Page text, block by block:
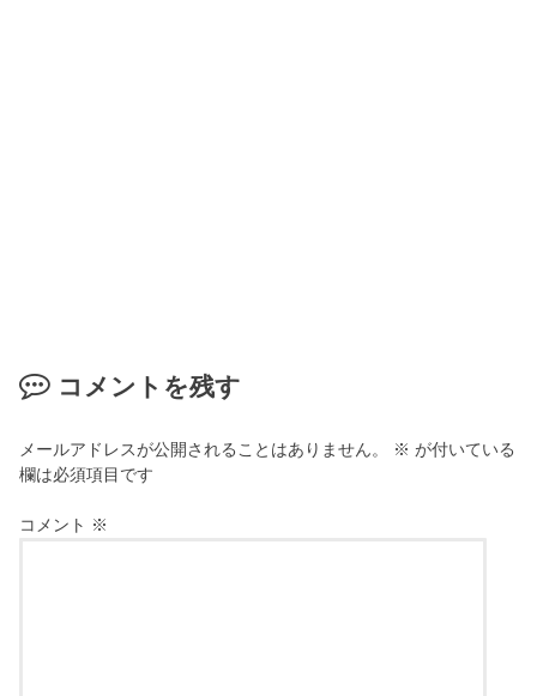
コメントを残す
メールアドレスが公開されることはありません。 ※ が付いている
欄は必須項目です
コメント ※